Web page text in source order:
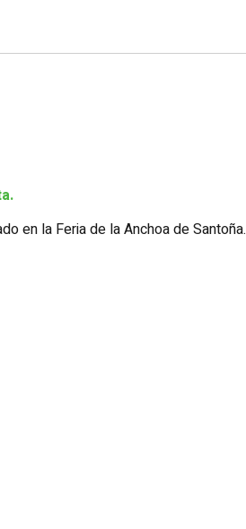
en la Feria de la Anchoa de Santoña.